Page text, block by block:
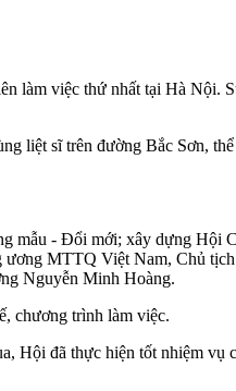
làm việc thứ nhất tại Hà Nội.
liệt sĩ trên đường Bắc Sơn,
mẫu - Đổi mới; xây dựng Hội
ương MTTQ Việt Nam, Chủ
Nguyễn Minh Hoàng.
chương trình làm việc.
Hội đã thực hiện tốt nhiệm vụ